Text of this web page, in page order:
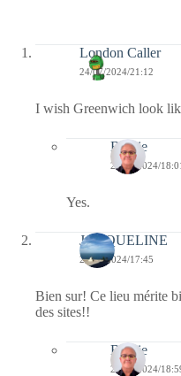
London Caller
24/07/2024/21:12
I wish Greenwich look
Bernie
26/07/2024/18:01
Yes.
JACQUELINE
24/07/2024/17:45
Bien sur! Ce lieu mérite
des sites!!
Bernie
26/07/2024/